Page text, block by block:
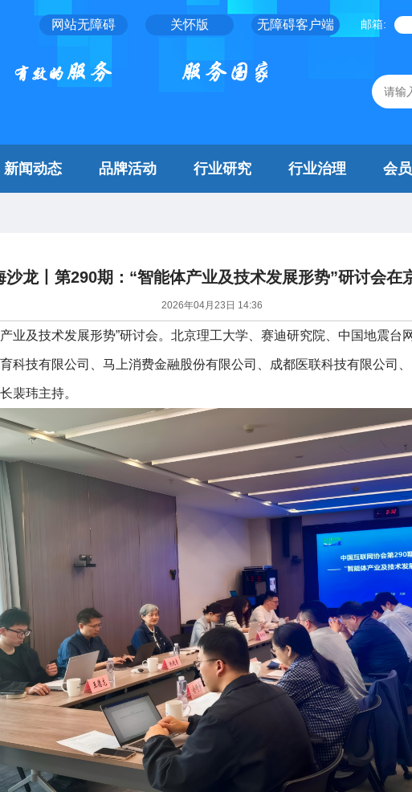
网站无障碍 关怀版 无障碍客户端 邮箱:
新闻动态 品牌活动 行业研究 行业治理 会
沙龙丨第290期：“智能体产业及技术发展形势”研讨会在
2026年04月23日 14:36
业及技术发展形势”研讨会。北京理工大学、赛迪研究院、中国地震台
科技有限公司、马上消费金融股份有限公司、成都医联科技有限公司
裴玮主持。